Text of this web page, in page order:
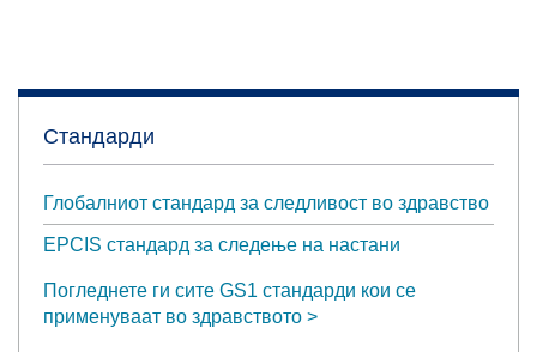
Стандарди
Глобалниот стандард за следливост во здравство
EPCIS стандард за следење на настани
Погледнете ги сите GS1 стандарди кои се
применуваат во здравството